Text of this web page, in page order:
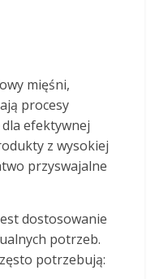
mięśni,
procesy
efektywnej
z wysokiej
przyswajalne
dostosowanie
potrzeb.
potrzebują: